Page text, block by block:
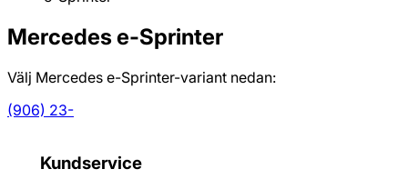
Mercedese-Sprinter
Välj Mercedes e-Sprinter-variant nedan:
(906) 23-
Kundservice